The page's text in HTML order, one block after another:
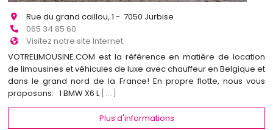
Rue du grand caillou, 1 - 7050 Jurbise
065 34 85 60
Visitez notre site Internet
VOTRELIMOUSINE.COM est la référence en matière de location
de limousines et véhicules de luxe avec chauffeur en Belgique et
dans le grand nord de la France! En propre flotte, nous vous
proposons: 1 BMW X6 L [...]
Plus d'informations